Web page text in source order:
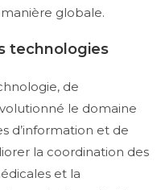
globale.
technologies
de
le domaine
d’information et de
la coordination des
et la